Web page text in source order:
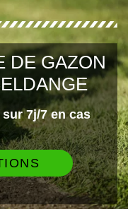
DE GAZON
7j/7 en cas